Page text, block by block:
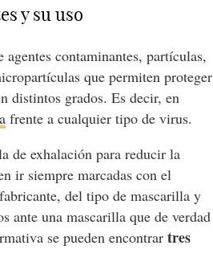
y su uso
contaminantes, partículas,
que permiten proteger
distintos grados. Es decir, en
frente a cualquier tipo de virus.
de exhalación para reducir la
ir siempre marcadas con el
del tipo de mascarilla y
ante una mascarilla que de verdad
se pueden encontrartres